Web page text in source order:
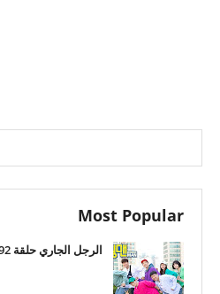
Most Popular
الرجل الجاري حلقة 192